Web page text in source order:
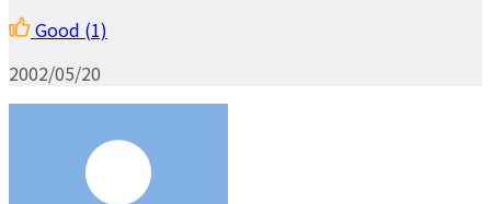
Good (1)
2002/05/20